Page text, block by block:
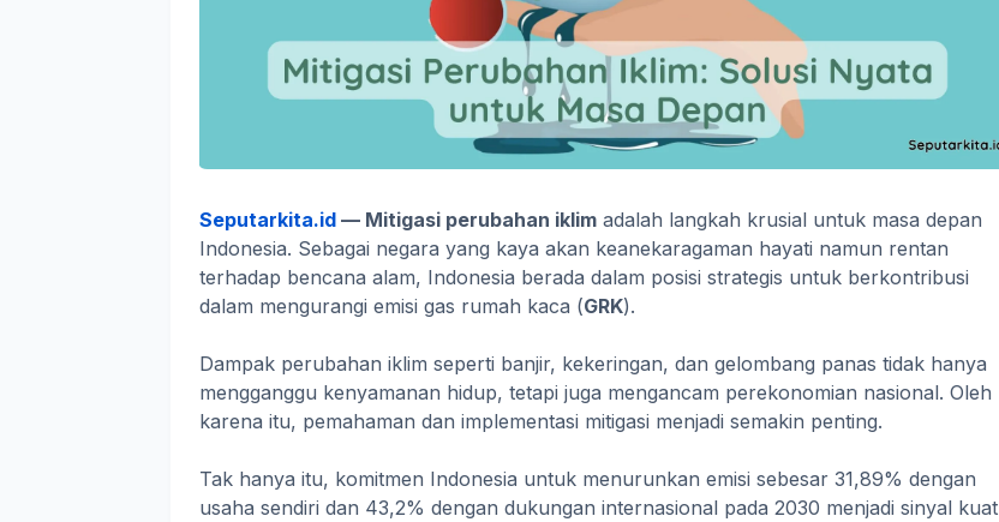
Seputarkita.id — Mitigasi perubahan iklim adalah langkah krusial untuk masa depan
Indonesia. Sebagai negara yang kaya akan keanekaragaman hayati namun rentan
terhadap bencana alam, Indonesia berada dalam posisi strategis untuk berkontribusi
dalam mengurangi emisi gas rumah kaca (GRK).
Dampak perubahan iklim seperti banjir, kekeringan, dan gelombang panas tidak hanya
mengganggu kenyamanan hidup, tetapi juga mengancam perekonomian nasional. Oleh
karena itu, pemahaman dan implementasi mitigasi menjadi semakin penting.
Tak hanya itu, komitmen Indonesia untuk menurunkan emisi sebesar 31,89% dengan
usaha sendiri dan 43,2% dengan dukungan internasional pada 2030 menjadi sinyal kuat